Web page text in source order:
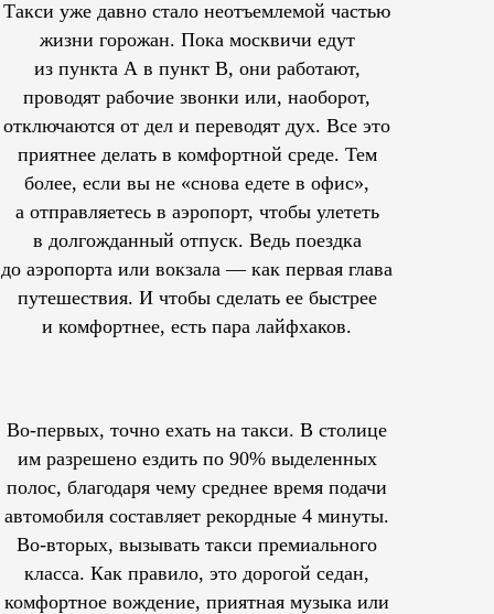
Такси уже давно стало неотъемлемой частью
жизни горожан. Пока москвичи едут
из пункта А в пункт В, они работают,
проводят рабочие звонки или, наоборот,
отключаются от дел и переводят дух. Все это
приятнее делать в комфортной среде. Тем
более, если вы не «снова едете в офис»,
а отправляетесь в аэропорт, чтобы улететь
в долгожданный отпуск. Ведь поездка
до аэропорта или вокзала — как первая глава
путешествия. И чтобы сделать ее быстрее
и комфортнее, есть пара лайфхаков.
Во-первых, точно ехать на такси. В столице
им разрешеноездить по 90% выделенных
полос, благодаря чему среднее время подачи
автомобиля составляет рекордные 4 минуты.
Во-вторых, вызывать такси премиального
класса. Как правило, это дорогой седан,
комфортное вождение, приятная музыка или